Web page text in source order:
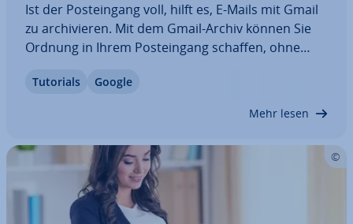
Ist der Post­ein­gang voll, hilft es, E-Mails mit Gmail
zu ar­chi­vie­ren. Mit dem Gmail-Archiv können Sie
Ordnung in Ihrem Post­ein­gang schaffen, ohne
bei anderen E-Mail-Providern hat Gmail aber kein
Tutorials Google
Mehr lesen